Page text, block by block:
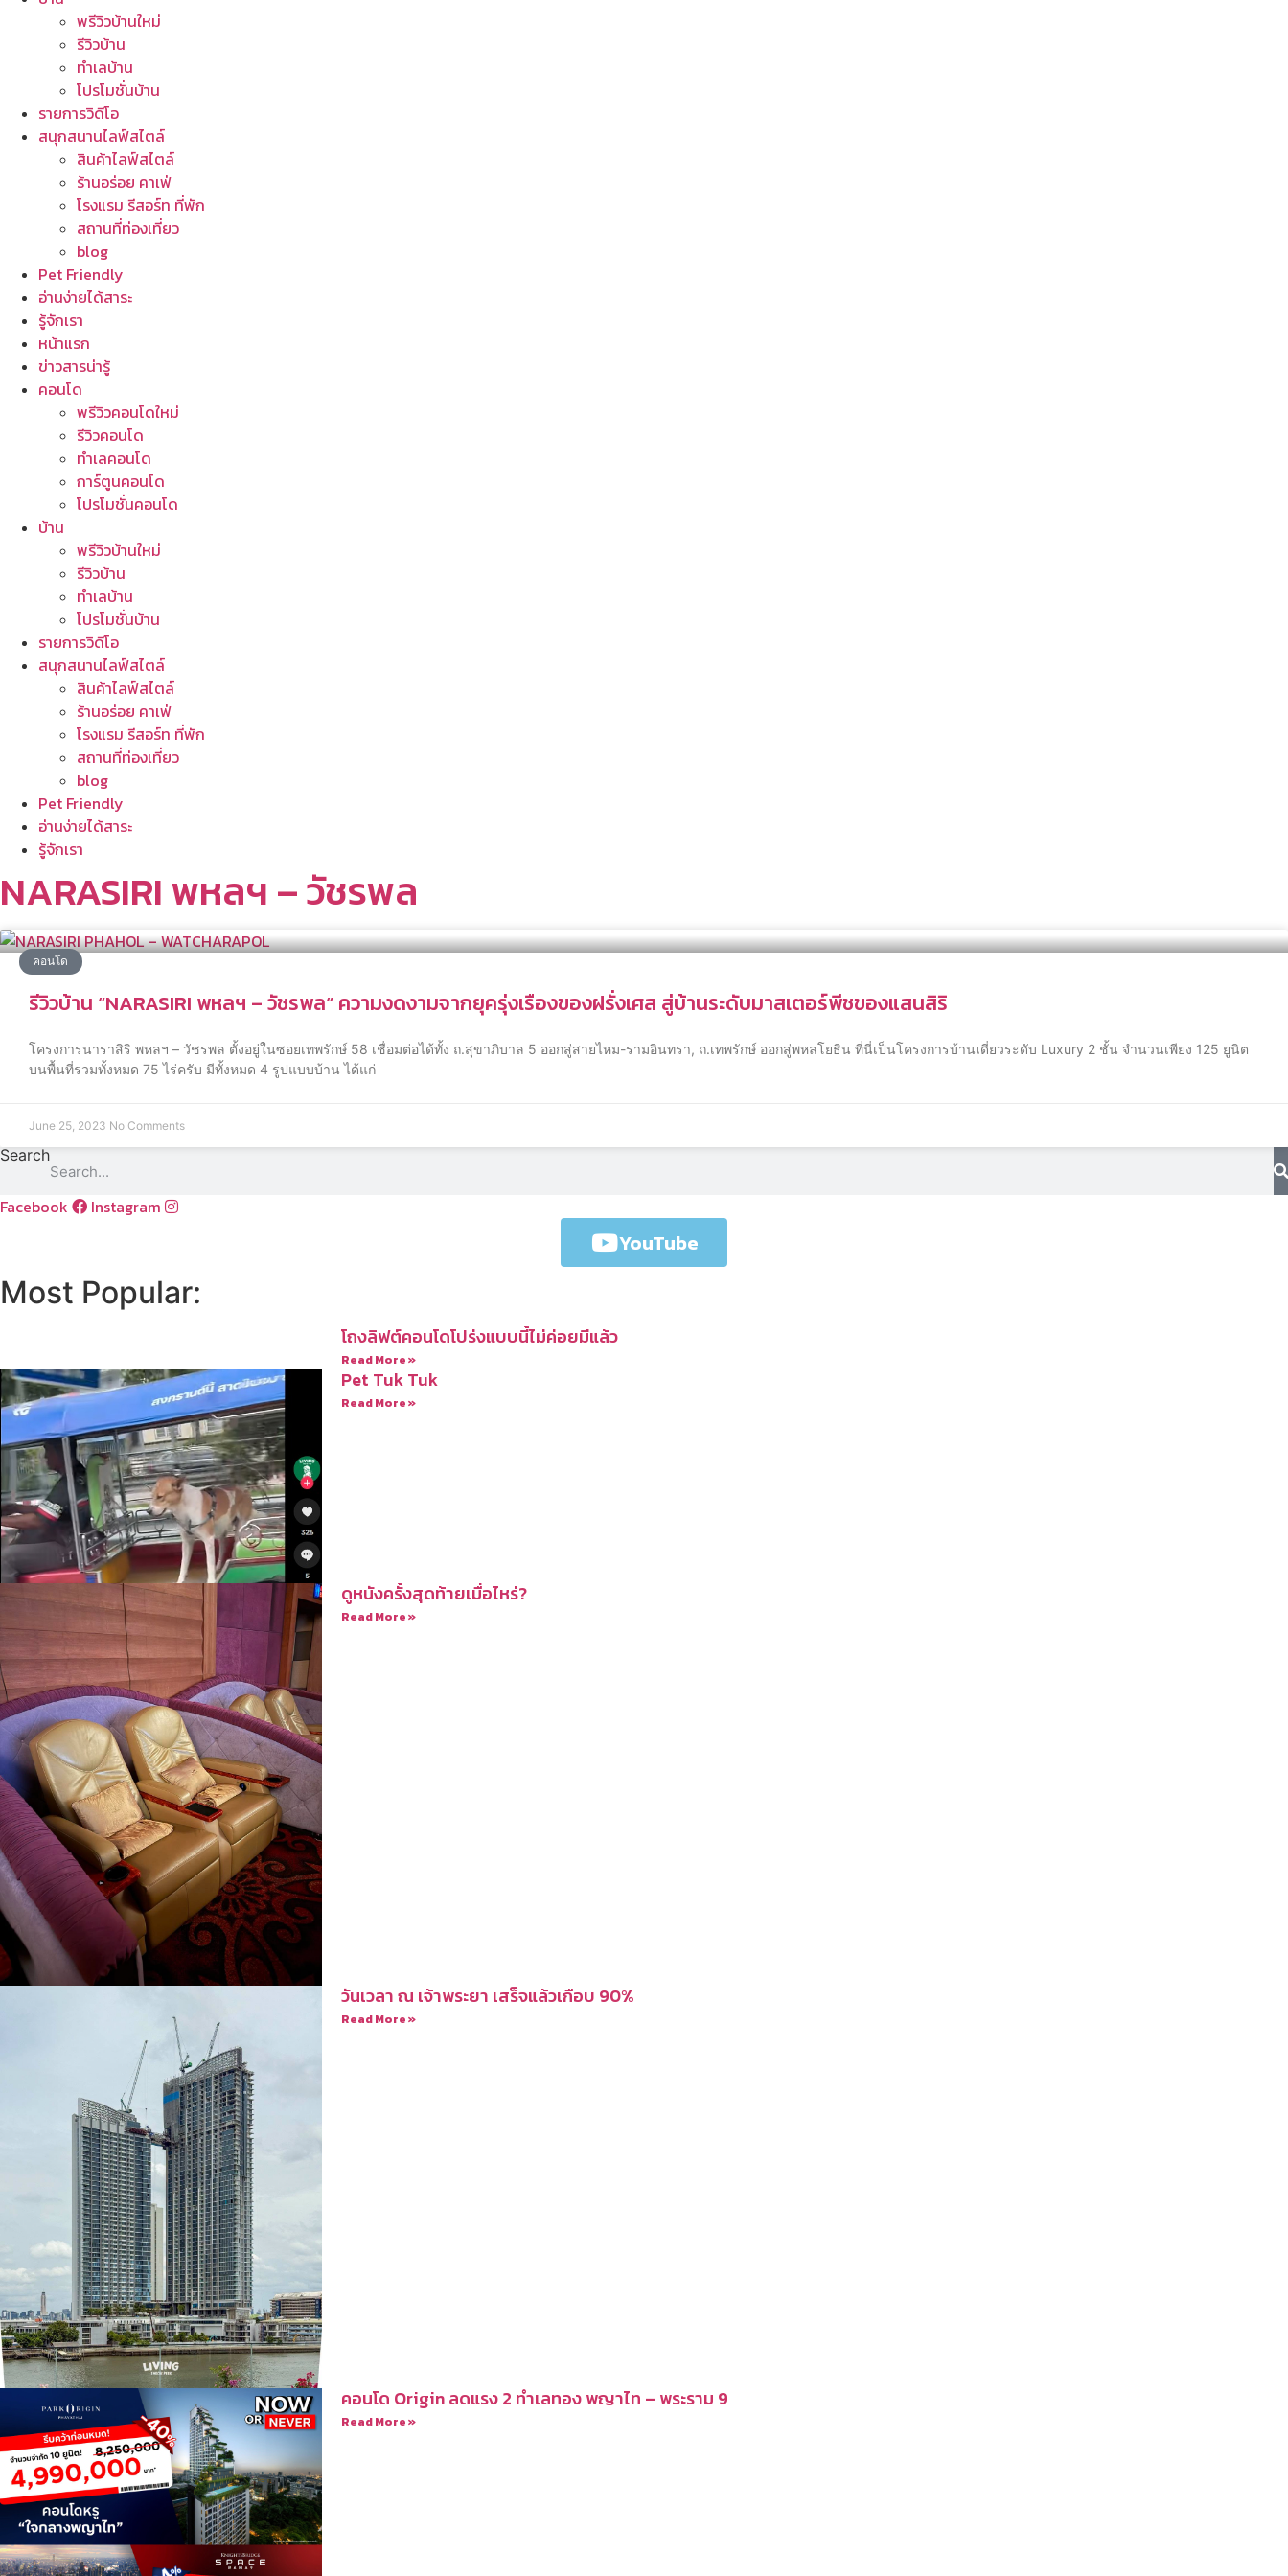
พรีวิวบ้านใหม่
รีวิวบ้าน
ทำเลบ้าน
โปรโมชั่นบ้าน
รายการวิดีโอ
สนุกสนานไลฟ์สไตล์
สินค้าไลฟ์สไตล์
ร้านอร่อย คาเฟ่
โรงแรม รีสอร์ท ที่พัก
สถานที่ท่องเที่ยว
blog
Pet Friendly
อ่านง่ายได้สาระ
รู้จักเรา
หน้าแรก
ข่าวสารน่ารู้
คอนโด
พรีวิวคอนโดใหม่
รีวิวคอนโด
ทำเลคอนโด
การ์ตูนคอนโด
โปรโมชั่นคอนโด
บ้าน
พรีวิวบ้านใหม่
รีวิวบ้าน
ทำเลบ้าน
โปรโมชั่นบ้าน
รายการวิดีโอ
สนุกสนานไลฟ์สไตล์
สินค้าไลฟ์สไตล์
ร้านอร่อย คาเฟ่
โรงแรม รีสอร์ท ที่พัก
สถานที่ท่องเที่ยว
blog
Pet Friendly
อ่านง่ายได้สาระ
รู้จักเรา
NARASIRI พหลฯ – วัชรพล
คอนโด
รีวิวบ้าน “NARASIRI พหลฯ – วัชรพล“ ความงดงามจากยุครุ่งเรืองของฝรั่งเศส สู่บ้านระดับมาสเตอร์พีชของแสนสิริ
โครงการนาราสิริ พหลฯ – วัชรพล ตั้งอยู่ในซอยเทพรักษ์ 58 เชื่อมต่อได้ทั้ง ถ.สุขาภิบาล 5 ออกสู่สายไหม-รามอินทรา, ถ.เทพรักษ์ ออกสู่พหลโยธิน ที่นี่เป็นโครงการบ้านเดี่ยวระดับ Luxury 2 ชั้น จำนวนเพียง 125 ยูนิต
บนพื้นที่รวมทั้งหมด 75 ไร่ครับ มีทั้งหมด 4 รูปแบบบ้าน ได้แก่
June 25, 2023 No Comments
Search
Facebook Instagram
YouTube
Most Popular:
โถงลิฟต์คอนโดโปร่งแบบนี้ไม่ค่อยมีแล้ว
Read More »
Pet Tuk Tuk
Read More »
ดูหนังครั้งสุดท้ายเมื่อไหร่?
Read More »
วันเวลา ณ เจ้าพระยา เสร็จแล้วเกือบ 90%
Read More »
คอนโด Origin ลดแรง 2 ทำเลทอง พญาไท – พระราม 9
Read More »